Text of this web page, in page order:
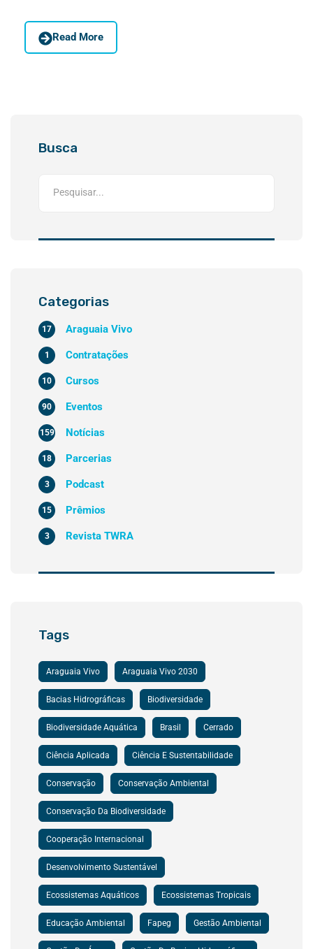
Read More
Busca
Categorias
Araguaia Vivo
17
Contratações
1
Cursos
10
Eventos
90
Notícias
159
Parcerias
18
Podcast
3
Prêmios
15
Revista TWRA
3
Tags
Araguaia Vivo Araguaia Vivo 2030
Bacias Hidrográficas Biodiversidade
Biodiversidade Aquática Brasil Cerrado
Ciência Aplicada Ciência E Sustentabilidade
Conservação Conservação Ambiental
Conservação Da Biodiversidade
Cooperação Internacional
Desenvolvimento Sustentável
Ecossistemas Aquáticos Ecossistemas Tropicais
Educação Ambiental Fapeg Gestão Ambiental